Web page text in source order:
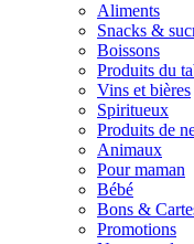
Aliments
Snacks &
Boissons
Produits du
Vins et bières
Spiritueux
Produits de
Animaux
Pour maman
Bébé
Bons &
Promotions